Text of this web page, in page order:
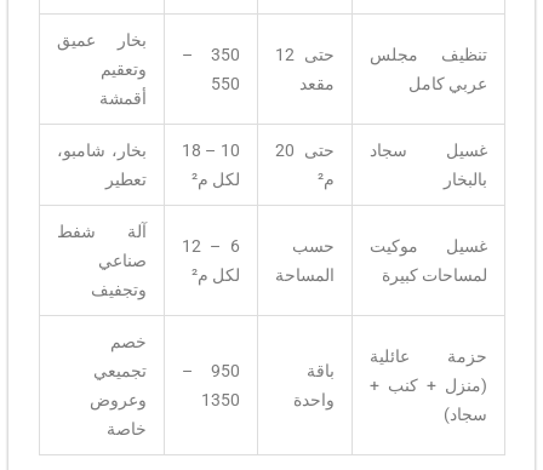
تنظيف مجلس
عربي كامل
حتى 12
مقعد
350 –
550
بخار عميق
وتعقيم
أقمشة
غسيل سجاد
بالبخار
حتى 20
م²
10 – 18
لكل م²
بخار، شامبو،
تعطير
غسيل موكيت
لمساحات كبيرة
حسب
المساحة
6 – 12
لكل م²
آلة شفط
صناعي
وتجفيف
حزمة عائلية
(منزل + كنب +
سجاد)
باقة
واحدة
950 –
1350
خصم
تجميعي
وعروض
خاصة